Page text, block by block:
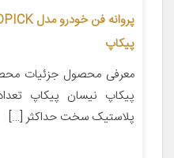
پیکاپ
معرفی محصول جزئیات
پلاستیک سخت حداکثر […]